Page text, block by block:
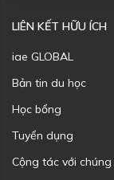
LIÊN KẾT HỮU ÍCH
iae GLOBAL
Bản tin du học
Học bổng
Tuyển dụng
Cộng tác với